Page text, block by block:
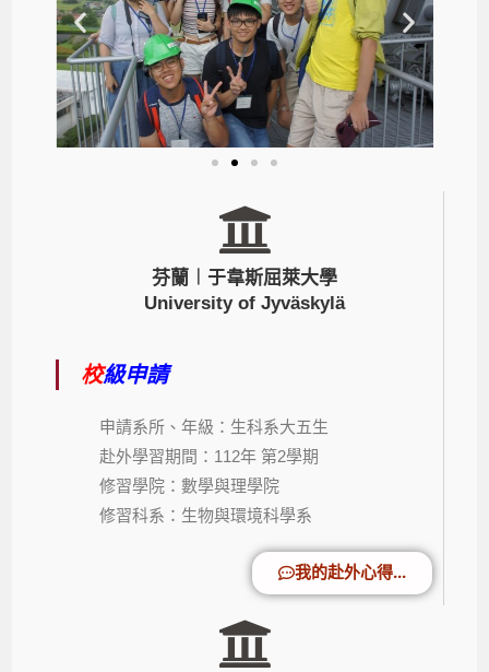
芬蘭︱于韋斯屈萊大學
University of Jyväskylä
校級申請
申請系所、年級：生科系大五生
赴外學習期間：112年 第2學期
修習學院：數學與理學院
修習科系：生物與環境科學系
我的赴外心得...